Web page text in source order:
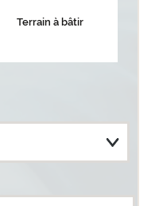
Terrain à bâtir